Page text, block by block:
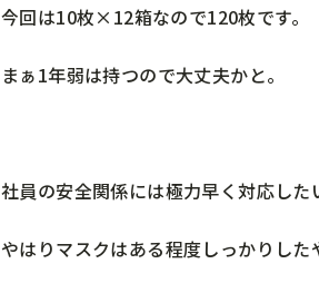
今回は10枚×12箱なので120枚です。
まぁ1年弱は持つので大丈夫かと。
社員の安全関係には極力早く対応した
やはりマスクはある程度しっかりした